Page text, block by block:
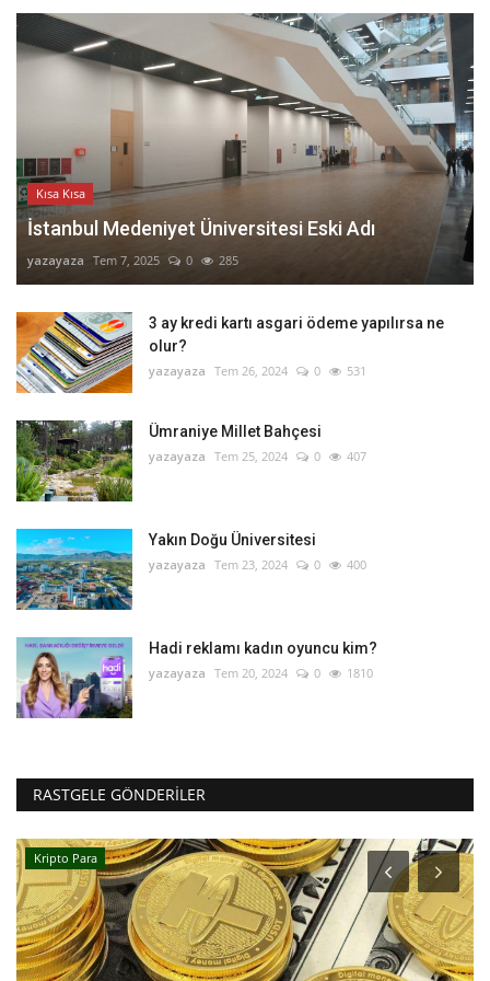
Kısa Kısa
İstanbul Medeniyet Üniversitesi Eski Adı
yazayaza Tem 7, 2025 0 285
3 ay kredi kartı asgari ödeme yapılırsa ne
olur?
yazayaza Tem 26, 2024 0 531
Ümraniye Millet Bahçesi
yazayaza Tem 25, 2024 0 407
Yakın Doğu Üniversitesi
yazayaza Tem 23, 2024 0 400
Hadi reklamı kadın oyuncu kim?
yazayaza Tem 20, 2024 0 1810
RASTGELE GÖNDERILER
Kripto Para